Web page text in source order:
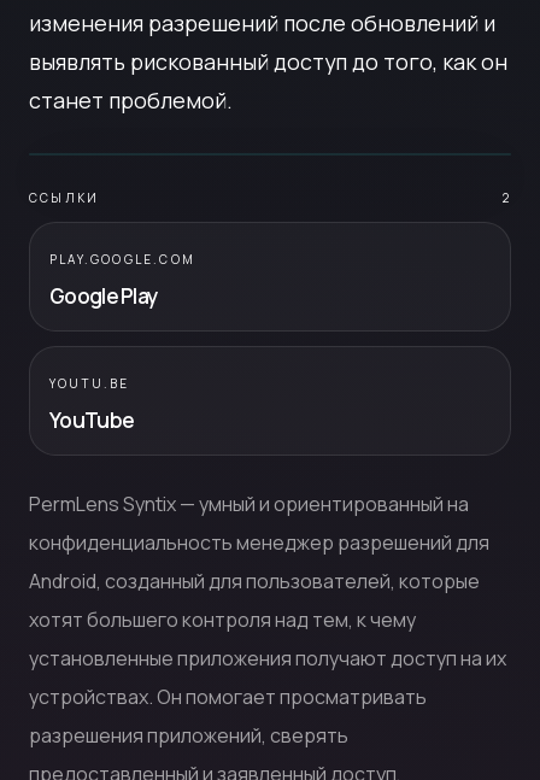
изменения разрешений после обновлений и
выявлять рискованный доступ до того, как он
станет проблемой.
ССЫЛКИ 2
PLAY.GOOGLE.COM
Google Play
YOUTU.BE
YouTube
PermLens Syntix — умный и ориентированный на
конфиденциальность менеджер разрешений для
Android, созданный для пользователей, которые
хотят большего контроля над тем, к чему
установленные приложения получают доступ на их
устройствах. Он помогает просматривать
разрешения приложений, сверять
предоставленный и заявленный доступ,